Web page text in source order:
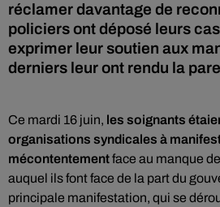
réclamer davantage de
policiers ont déposé leurs
exprimer leur soutien aux
derniers leur ont rendu la
Ce mardi 16 juin, les soignants
organisations syndicales à
mécontentementface au manque
auquel ils font face de la part du
principale manifestation, qui se